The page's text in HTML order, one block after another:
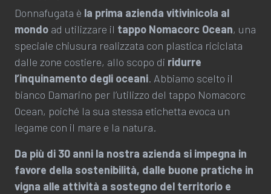
Donnafugata è la prima azienda vitivinicola al
mondo ad utilizzare il tappo Nomacorc Ocean, una
speciale chiusura realizzata con plastica riciclata
dalle zone costiere, allo scopo di ridurre
l’inquinamento degli oceani. Abbiamo scelto il
bianco Damarino per l’utilizzo del tappo Nomacorc
Ocean, poiché la sua stessa etichetta evoca un
legame con il mare e la natura.
Da più di 30 anni la nostra azienda si impegna in
favore della sostenibilità, dalle buone pratiche in
vigna alle attività a sostegno del territorio e